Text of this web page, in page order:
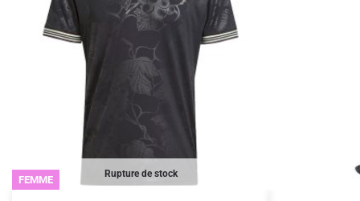
Rupture de stock
FEMME